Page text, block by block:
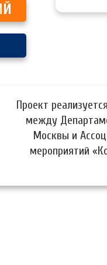
Проект
между
Москвы и
мероприятий